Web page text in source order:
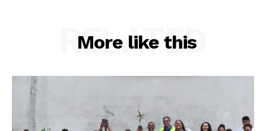
More like this
RELATED